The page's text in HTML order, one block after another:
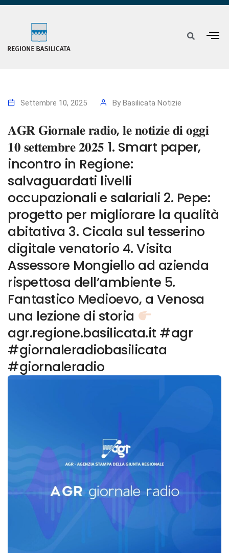
Settembre 10, 2025 By Basilicata Notizie
𝐀𝐆𝐑 𝐆𝐢𝐨𝐫𝐧𝐚𝐥𝐞 𝐫𝐚𝐝𝐢𝐨, 𝐥𝐞 𝐧𝐨𝐭𝐢𝐳𝐢𝐞 𝐝𝐢 𝐨𝐠𝐠𝐢
𝟏𝟎 𝐬𝐞𝐭𝐭𝐞𝐦𝐛𝐫𝐞 𝟐𝟎𝟐𝟓 1. Smart paper,
incontro in Regione:
salvaguardati livelli
occupazionali e salariali 2. Pepe:
progetto per migliorare la qualità
abitativa 3. Cicala sul tesserino
digitale venatorio 4. Visita
Assessore Mongiello ad azienda
rispettosa dell’ambiente 5.
Fantastico Medioevo, a Venosa
una lezione di storia
agr.regione.basilicata.it #agr
#giornaleradiobasilicata
#giornaleradio